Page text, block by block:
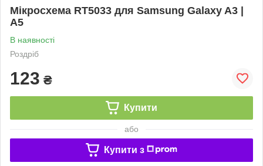
Мікросхема RT5033 для Samsung Galaxy A3 |
A5
В наявності
Роздріб
123 ₴
Купити
або
Купити з